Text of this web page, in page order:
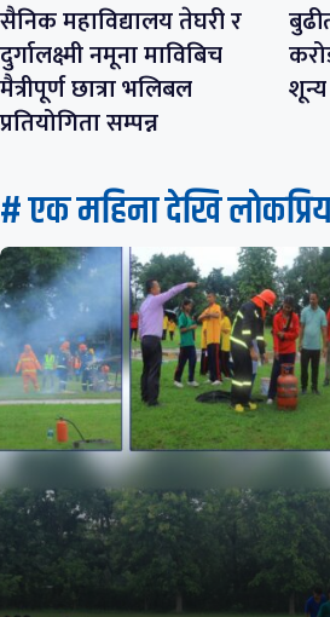
सैनिक महाविद्यालय तेघरी र
दुर्गालक्ष्मी नमूना माविबिच
मैत्रीपूर्ण छात्रा भलिबल
प्रतियोगिता सम्पन्न
शून्य
# एक महिना देखि